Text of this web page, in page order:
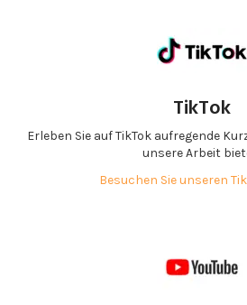
TikTok
Erleben Sie auf TikTok aufregende
unsere Arbeit
Besuchen Sie unseren